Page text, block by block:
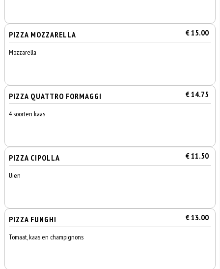
PIZZA MOZZARELLA € 15.00
Mozzarella
PIZZA QUATTRO FORMAGGI € 14.75
4 soorten kaas
PIZZA CIPOLLA € 11.50
Uien
PIZZA FUNGHI € 13.00
Tomaat, kaas en champignons